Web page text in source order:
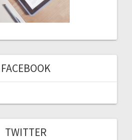
FACEBOOK
TWITTER